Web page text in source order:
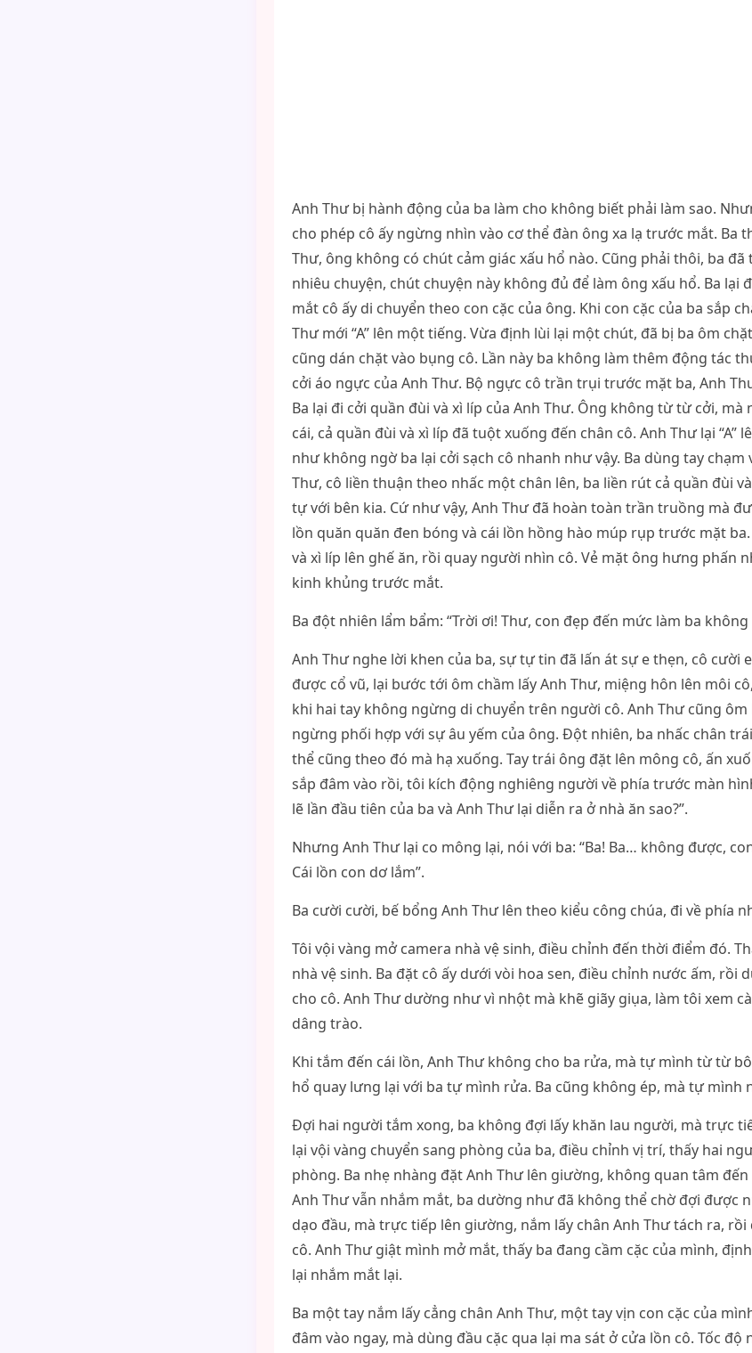
Anh Thư bị hành động của ba làm cho không biết phải làm sao.
cho phép cô ấy ngừng nhìn vào cơ thể đàn ông xa lạ trước mắt. Ba
Thư, ông không có chút cảm giác xấu hổ nào. Cũng phải thôi, ba
nhiêu chuyện, chút chuyện này không đủ để làm ông xấu hổ. Ba lại
mắt cô ấy di chuyển theo con cặc của ông. Khi con cặc của ba sắp
Thư mới “A” lên một tiếng. Vừa định lùi lại một chút, đã bị ba ôm
cũng dán chặt vào bụng cô. Lần này ba không làm thêm động tác
cởi áo ngực của Anh Thư. Bộ ngực cô trần trụi trước mặt ba, Anh
Ba lại đi cởi quần đùi và xì líp của Anh Thư. Ông không từ từ cởi,
cái, cả quần đùi và xì líp đã tuột xuống đến chân cô. Anh Thư lại “A”
như không ngờ ba lại cởi sạch cô nhanh như vậy. Ba dùng tay chạm
Thư, cô liền thuận theo nhấc một chân lên, ba liền rút cả quần đùi
tự với bên kia. Cứ như vậy, Anh Thư đã hoàn toàn trần truồng mà
lồn quăn quăn đen bóng và cái lồn hồng hào múp rụp trước mặt
và xì líp lên ghế ăn, rồi quay người nhìn cô. Vẻ mặt ông hưng phấn
kinh khủng trước mắt.
Ba đột nhiên lẩm bẩm: “Trời ơi! Thư, con đẹp đến mức làm ba không
Anh Thư nghe lời khen của ba, sự tự tin đã lấn át sự e thẹn, cô cười
được cổ vũ, lại bước tới ôm chầm lấy Anh Thư, miệng hôn lên môi
khi hai tay không ngừng di chuyển trên người cô. Anh Thư cũng ôm
ngừng phối hợp với sự âu yếm của ông. Đột nhiên, ba nhấc chân
thể cũng theo đó mà hạ xuống. Tay trái ông đặt lên mông cô, ấn
sắp đâm vào rồi, tôi kích động nghiêng người về phía trước màn
lẽ lần đầu tiên của ba và Anh Thư lại diễn ra ở nhà ăn sao?”.
Nhưng Anh Thư lại co mông lại, nói với ba: “Ba! Ba… không được,
Cái lồn con dơ lắm”.
Ba cười cười, bế bổng Anh Thư lên theo kiểu công chúa, đi về phía
Tôi vội vàng mở camera nhà vệ sinh, điều chỉnh đến thời điểm đó.
nhà vệ sinh. Ba đặt cô ấy dưới vòi hoa sen, điều chỉnh nước ấm, rồi
cho cô. Anh Thư dường như vì nhột mà khẽ giãy giụa, làm tôi xem
dâng trào.
Khi tắm đến cái lồn, Anh Thư không cho ba rửa, mà tự mình từ từ
hổ quay lưng lại với ba tự mình rửa. Ba cũng không ép, mà tự mình
Đợi hai người tắm xong, ba không đợi lấy khăn lau người, mà trực
lại vội vàng chuyển sang phòng của ba, điều chỉnh vị trí, thấy hai
phòng. Ba nhẹ nhàng đặt Anh Thư lên giường, không quan tâm
Anh Thư vẫn nhắm mắt, ba dường như đã không thể chờ đợi được
dạo đầu, mà trực tiếp lên giường, nắm lấy chân Anh Thư tách ra,
cô. Anh Thư giật mình mở mắt, thấy ba đang cầm cặc của mình,
lại nhắm mắt lại.
Ba một tay nắm lấy cẳng chân Anh Thư, một tay vịn con cặc của
đâm vào ngay, mà dùng đầu cặc qua lại ma sát ở cửa lồn cô. Tốc độ